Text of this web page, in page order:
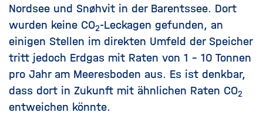
Nordsee und Snøhvit in der Barentssee. Dort
wurden keine CO2-Leckagen gefunden, an
einigen Stellen im direkten Umfeld der Speicher
tritt jedoch Erdgas mit Raten von 1 - 10 Tonnen
pro Jahr am Meeresboden aus. Es ist denkbar,
dass dort in Zukunft mit ähnlichen Raten CO2
entweichen könnte.